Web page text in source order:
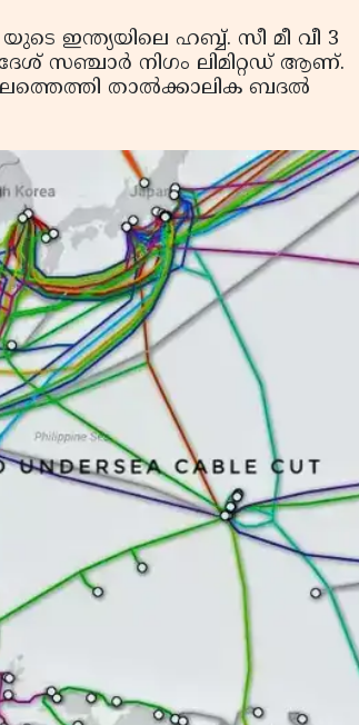
ഇന്ത്യയിലെ ഹബ്ബ്. സീ മീ വീ 3
സഞ്ചാര്‍ നിഗം ലിമിറ്റഡ് ആണ്.
താല്‍ക്കാലിക ബദല്‍